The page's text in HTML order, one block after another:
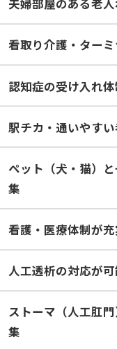
看取り介護・ターミ
認知症の受け入れ
駅チカ・通いやす
ペット（犬・猫）と
集
看護・医療体制が充
人工透析の対応が
ストーマ（人工肛門
集
糖尿病・インスリン